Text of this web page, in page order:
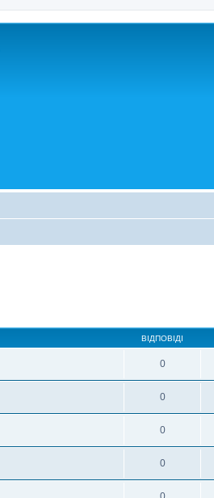
ВІДПОВІДІ
0
0
0
0